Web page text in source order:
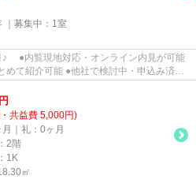
募集中： 1室
♪ ●内覧現地対応・オンライン内見が可能
めて紹介可能 ●他社で検討中・申込み済み
円
共益費 5,000円)
｜礼：0ヶ月
2階
1K
㎡